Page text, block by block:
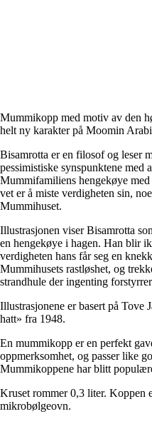
Mummikopp med motiv av den
helt ny karakter på Moomin
Bisamrotta er en filosof og leser
pessimistiske synspunktene med
Mummifamiliens hengekøye
vet er å miste verdigheten sin,
Mummihuset.
Illustrasjonen viser Bisamrotta
en hengekøye i hagen. Han blir
verdigheten hans får seg en
Mummihusets rastløshet, og
strandhule der ingenting
Illustrasjonene er basert på Tove
hatt» fra 1948.
En mummikopp er en perfekt
oppmerksomhet, og passer like
Mummikoppene har blitt
Kruset rommer 0,3 liter. Koppen
mikrobølgeovn.